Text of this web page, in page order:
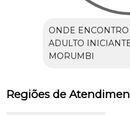
ONDE
ADULTO
MORUMBI
Regiões de